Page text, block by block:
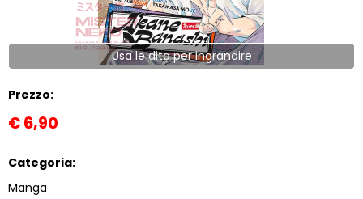
Usa le dita per ingrandire
Prezzo:
€6,90
Categoria:
Manga